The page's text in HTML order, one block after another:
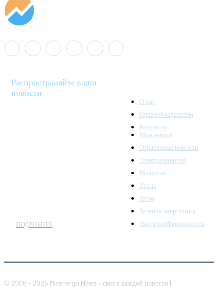
Распространяйте ваши
новости
ПОДРОБНЕЕ
О нас
Правообладателям
Контакты
Минэнерго
Отраслевые новости
Электроэнергия
Нефтегаз
Уголь
Атом
Зеленая энергетика
Энергоэффективность
© 2008 - 2026 Minenergo News - свет в каждой новости |